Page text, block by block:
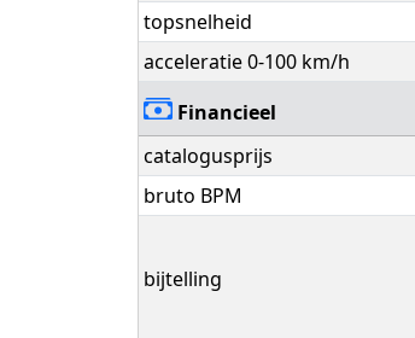
topsnelheid
acceleratie 0-100 km/h
Financieel
catalogusprijs
bruto BPM
bijtelling